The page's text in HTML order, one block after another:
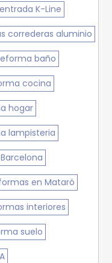
K-Line
correderas aluminio
baño
cocina
hogar
lampisteria
en Mataró
interiores
suelo